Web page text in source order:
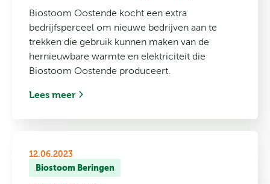
Biostoom Oostende kocht een extra
bedrijfsperceel om nieuwe bedrijven aan te
trekken die gebruik kunnen maken van de
hernieuwbare warmte en elektriciteit die
Biostoom Oostende produceert.
Lees meer
12.06.2023
Biostoom Beringen